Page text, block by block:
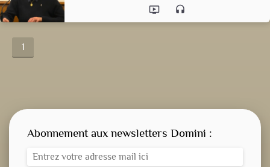
ondemand_video headset
1
Abonnement aux newsletters Domini :